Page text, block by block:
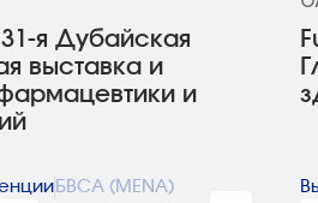
31-я Дубайская
выставка и
и
БВСА (MENA)